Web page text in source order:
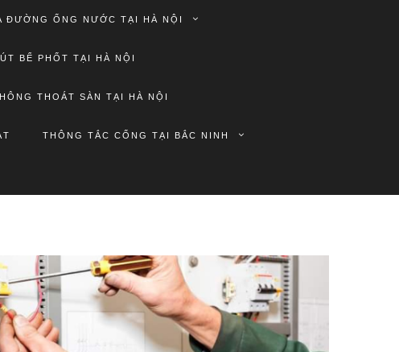
ĐƯỜNG ỐNG NƯỚC TẠI HÀ NỘI
BỂ PHỐT TẠI HÀ NỘI
THOÁT SÀN TẠI HÀ NỘI
THÔNG TẮC CỐNG TẠI BẮC NINH